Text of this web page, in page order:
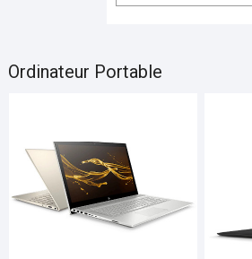
Ordinateur Portable